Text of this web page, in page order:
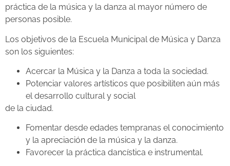
práctica de la música y la danza al mayor número de
personas posible.
Los objetivos de la Escuela Municipal de Música y Danza
son los siguientes:
Acercar la Música y la Danza a toda la sociedad.
Potenciar valores artísticos que posibiliten aún más
el desarrollo cultural y social
de la ciudad.
Fomentar desde edades tempranas el conocimiento
y la apreciación de la música y la danza.
Favorecer la práctica dancística e instrumental.